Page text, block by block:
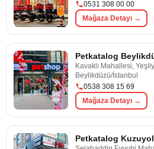
0531 308 00 00
Mağaza Detayı →
Petkatalog
Kavaklı Mahallesi,
Beylikdüzü/İstanbul
0538 308 15 69
Mağaza Detayı →
Petkatalog